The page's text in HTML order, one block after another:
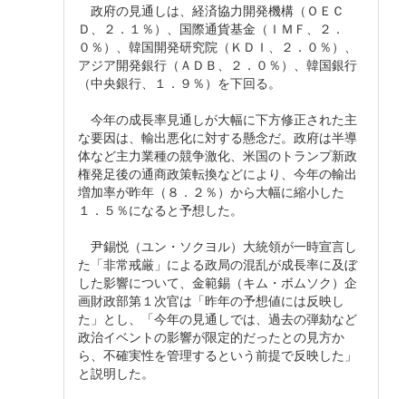
政府の見通しは、経済協力開発機構（ＯＥＣ
Ｄ、２．１％）、国際通貨基金（ＩＭＦ、２．
０％）、韓国開発研究院（ＫＤＩ、２．０％）、
アジア開発銀行（ＡＤＢ、２．０％）、韓国銀行
（中央銀行、１．９％）を下回る。
今年の成長率見通しが大幅に下方修正された主
な要因は、輸出悪化に対する懸念だ。政府は半導
体など主力業種の競争激化、米国のトランプ新政
権発足後の通商政策転換などにより、今年の輸出
増加率が昨年（８．２％）から大幅に縮小した
１．５％になると予想した。
尹錫悦（ユン・ソクヨル）大統領が一時宣言し
た「非常戒厳」による政局の混乱が成長率に及ぼ
した影響について、金範錫（キム・ボムソク）企
画財政部第１次官は「昨年の予想値には反映し
た」とし、「今年の見通しでは、過去の弾劾など
政治イベントの影響が限定的だったとの見方か
ら、不確実性を管理するという前提で反映した」
と説明した。